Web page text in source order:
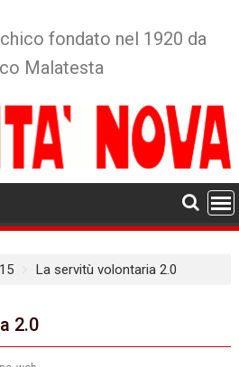
fondato nel 1920 da
Malatesta
La servitù volontaria 2.0
2.0